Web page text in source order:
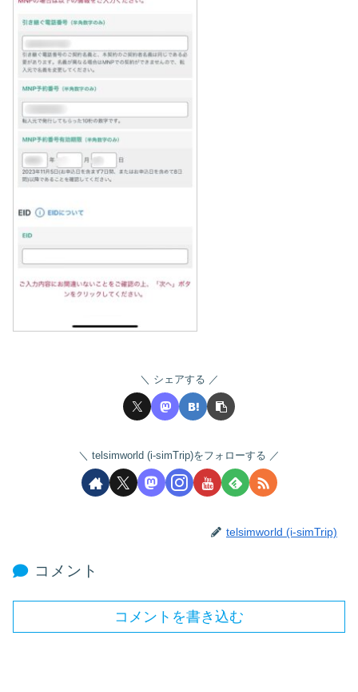
シェアする
telsimworld (i-simTrip)をフォローする
telsimworld (i-simTrip)
コメント
コメントを書き込む